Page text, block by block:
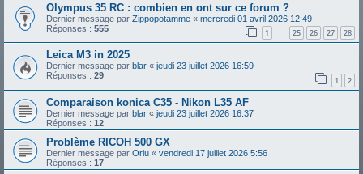
Olympus 35 RC : combien en ont sur ce forum ?
Dernier message par Zippopotamme « mercredi 01 avril 2026 12:49
Réponses : 555 1 25 26 27 28
Leica M3 in 2025
Dernier message par blar « jeudi 23 juillet 2026 16:59
Réponses : 29 1 2
Comparaison konica C35 - Nikon L35 AF
Dernier message par blar « jeudi 23 juillet 2026 16:37
Réponses : 12
Problème RICOH 500 GX
Dernier message par Oriu « vendredi 17 juillet 2026 5:56
Réponses : 17